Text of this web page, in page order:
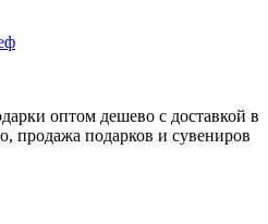
оптом дешево с доставкой в
продажа подарков и сувениров